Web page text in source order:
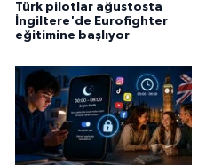
Türk pilotlar ağustosta
İngiltere'de Eurofighter
eğitimine başlıyor